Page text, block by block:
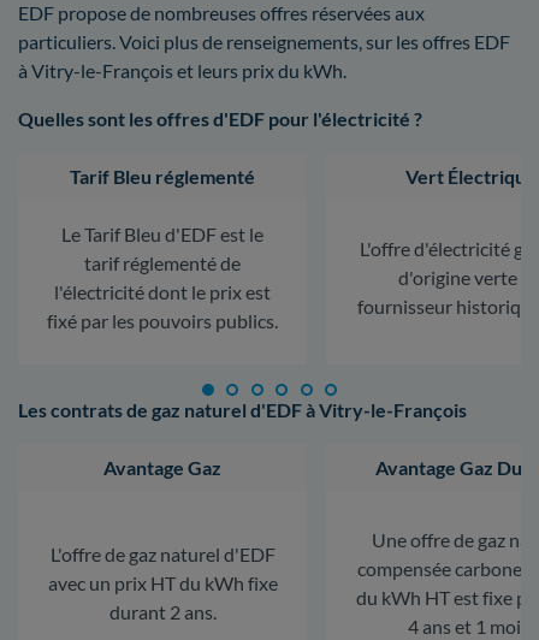
EDF propose de nombreuses offres réservées aux
particuliers. Voici plus de renseignements, sur les offres EDF
à Vitry-le-François et leurs prix du kWh.
Quelles sont les offres d'EDF pour l'électricité ?
Tarif Bleu réglementé
Le Tarif Bleu d'EDF est le
tarif réglementé de
l'électricité dont le prix est
fixé par les pouvoirs publics.
Vert Électrique
L'offre d'électricité
d'origine verte
fournisseur
Les contrats de gaz naturel d'EDF à Vitry-le-François
Avantage Gaz
L'offre de gaz naturel d'EDF
avec un prix HT du kWh fixe
durant 2 ans.
Avantage Gaz
Une offre de gaz
compensée carbone.
du kWh HT est fixe
4 ans et 1 mois.